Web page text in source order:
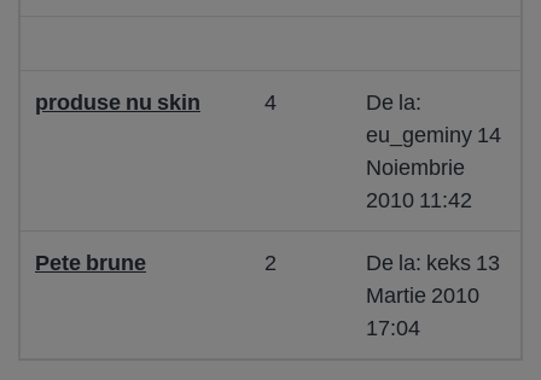
produse nu skin 4
De la:
eu_geminy 14
Noiembrie
2010 11:42
Pete brune 2
De la: keks 13
Martie 2010
17:04